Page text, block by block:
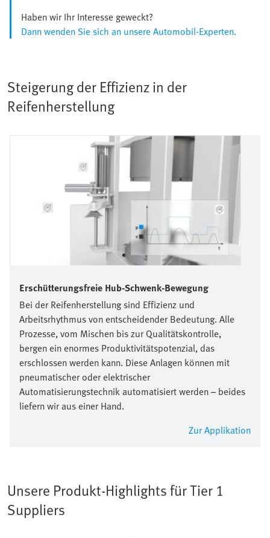
Haben wir Ihr Interesse geweckt?
Dann wenden Sie sich an unsere Automobil-Experten.
Steigerung der Effizienz in der
Reifenherstellung
Erschütterungsfreie Hub-Schwenk-Bewegung
Bei der Reifenherstellung sind Effizienz und
Arbeitsrhythmus von entscheidender Bedeutung. Alle
Prozesse, vom Mischen bis zur Qualitätskontrolle,
bergen ein enormes Produktivitätspotenzial, das
erschlossen werden kann. Diese Anlagen können mit
pneumatischer oder elektrischer
Automatisierungstechnik automatisiert werden – beides
liefern wir aus einer Hand.
Zur Applikation
Unsere Produkt-Highlights für Tier 1
Suppliers